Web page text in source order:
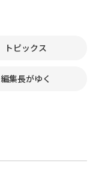
トピックス
編集長がゆく